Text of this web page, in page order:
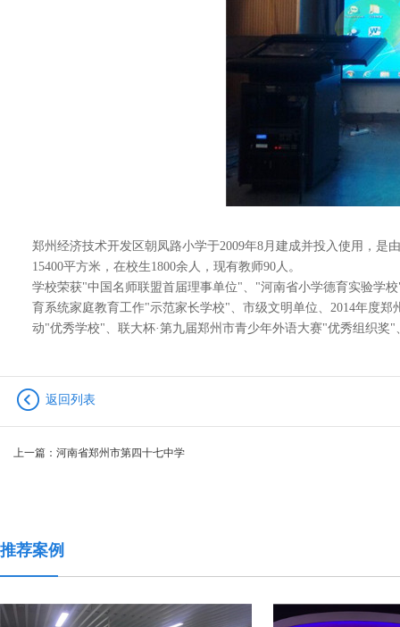
郑州经济技术开发区朝凤路小学于2009年8月建成并投入使用，是
15400平方米，在校生1800余人，现有教师90人。
学校荣获"中国名师联盟首届理事单位"、"河南省小学德育实验学
育系统家庭教育工作"示范家长学校"、市级文明单位、2014年度
动"优秀学校"、联大杯·第九届郑州市青少年外语大赛"优秀组织
返回列表
上一篇： 河南省郑州市第四十七中学
推荐案例